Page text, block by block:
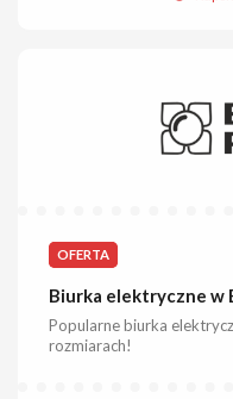
OFERTA
Biurka elektryczne w
Popularne biurka
rozmiarach!